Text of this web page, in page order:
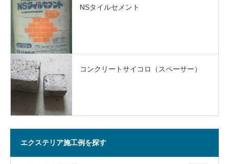
NSタイルセメント
コンクリートサイコロ（スペーサー）
エクステリア施工例を探す